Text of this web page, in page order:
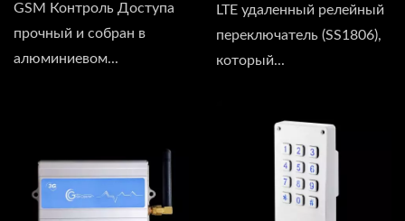
GSM Контроль Доступа
прочный и собран в
алюминиевом...
LTE удаленный релейный
переключатель (SS1806),
который...